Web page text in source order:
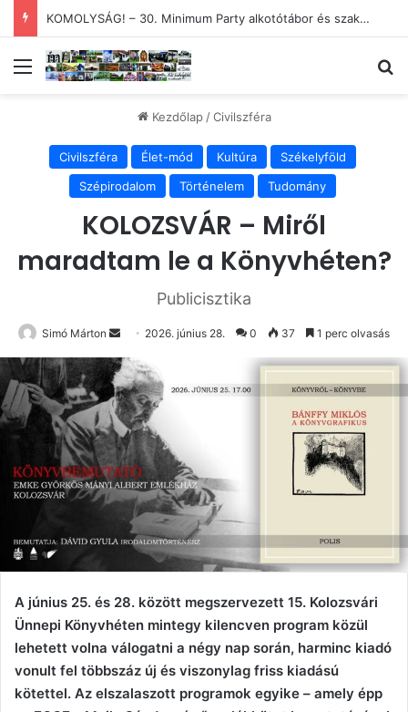
KOMOLYSÁG! – 30. Minimum Party alkotótábor és szakmai fórum
Menü
Kezdőlap / Civilszféra
Civilszféra Élet-mód Kultúra
Székelyföld
Szépirodalom
Történelem Tudomány
KOLOZSVÁR – Miről
maradtam le a Könyvhéten?
Publicisztika
Simó Márton
Send
an
email
2026. június 28. 0 37 1 perc olvasás
A június 25. és 28. között megszervezett 15. Kolozsvári
Ünnepi Könyvhéten mintegy kilencven program közül
lehetett volna válogatni a négy nap során, harminc kiadó
vonult fel többszáz új és viszonylag friss kiadású
kötettel. Az elszalaszott programok egyike – amely épp